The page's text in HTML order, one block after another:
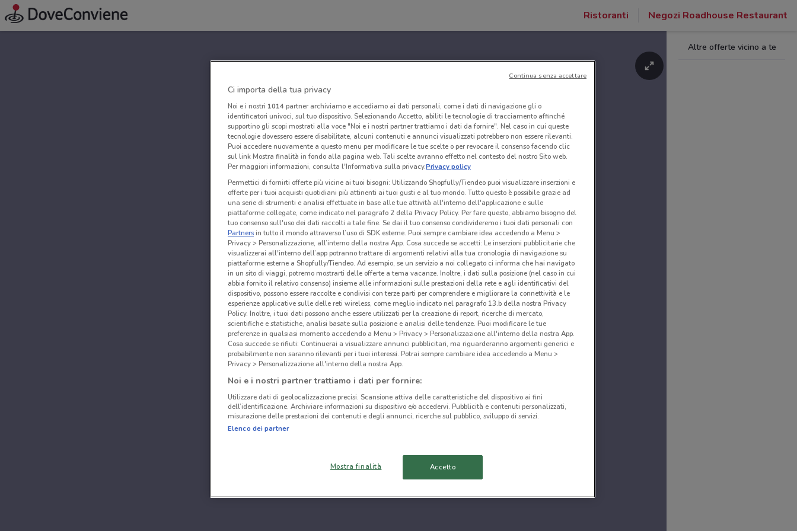
Ristoranti Negozi Roadhouse Restaurant
Altre offerte vicino a te
Ci importa della tua privacy
Noi e i nostri 1014partner archiviamo e accediamo ai dati personali, come i dati di navigazione gli o
identificatori univoci, sul tuo dispositivo. Selezionando Accetto, abiliti le tecnologie di tracciamento affinché
supportino gli scopi mostrati alla voce "Noi e i nostri partner trattiamo i dati da fornire". Nel caso in cui queste
tecnologie dovessero essere disabilitate, alcuni contenuti e annunci visualizzati potrebbero non essere rilevanti.
Puoi accedere nuovamente a questo menu per modificare le tue scelte o per revocare il consenso facendo clic
sul link Mostra finalità in fondo alla pagina web. Tali scelte avranno effetto nel contesto del nostro Sito web.
Per maggiori informazioni, consulta l'Informativa sulla privacy.Privacy policy
Permettici di fornirti offerte più vicine ai tuoi bisogni: Utilizzando Shopfully/Tiendeo puoi visualizzare inserzioni e
offerte per i tuoi acquisti quotidiani più attinenti ai tuoi gusti e al tuo mondo. Tutto questo è possibile grazie ad
una serie di strumenti e analisi effettuate in base alle tue attività all'interno dell'applicazione e sulle
piattaforme collegate, come indicato nel paragrafo 2 della Privacy Policy. Per fare questo, abbiamo bisogno del
tuo consenso sull'uso dei dati raccolti a tale fine. Se dai il tuo consenso condivideremo i tuoi dati personali con
Partnersin tutto il mondo attraverso l’uso di SDK esterne. Puoi sempre cambiare idea accedendo a Menu >
Privacy > Personalizzazione, all’interno della nostra App. Cosa succede se accetti: Le inserzioni pubblicitarie che
visualizzerai all'interno dell’app potranno trattare di argomenti relativi alla tua cronologia di navigazione su
piattaforme esterne a Shopfully/Tiendeo. Ad esempio, se un servizio a noi collegato ci informa che hai navigato
in un sito di viaggi, potremo mostrarti delle offerte a tema vacanze. Inoltre, i dati sulla posizione (nel caso in cui
abbia fornito il relativo consenso) insieme alle informazioni sulle prestazioni della rete e agli identificativi del
dispositivo, possono essere raccolte e condivisi con terze parti per comprendere e migliorare la connettività e le
esperienze applicative sulle delle reti wireless, come meglio indicato nel paragrafo 13.b della nostra Privacy
Policy. Inoltre, i tuoi dati possono anche essere utilizzati per la creazione di report, ricerche di mercato,
scientifiche e statistiche, analisi basate sulla posizione e analisi delle tendenze. Puoi modificare le tue
preferenze in qualsiasi momento accedendo a Menu > Privacy > Personalizzazione all'interno della nostra App.
Cosa succede se rifiuti: Continuerai a visualizzare annunci pubblicitari, ma riguarderanno argomenti generici e
probabilmente non saranno rilevanti per i tuoi interessi. Potrai sempre cambiare idea accedendo a Menu >
Privacy > Personalizzazione all'interno della nostra App.
Noi e i nostri partner trattiamo i dati per fornire:
Utilizzare dati di geolocalizzazione precisi. Scansione attiva delle caratteristiche del dispositivo ai fini
dell’identificazione. Archiviare informazioni su dispositivo e/o accedervi. Pubblicità e contenuti personalizzati,
misurazione delle prestazioni dei contenuti e degli annunci, ricerche sul pubblico, sviluppo di servizi.
Elenco dei partner
Mostra finalità Accetto
Continua senza accettare